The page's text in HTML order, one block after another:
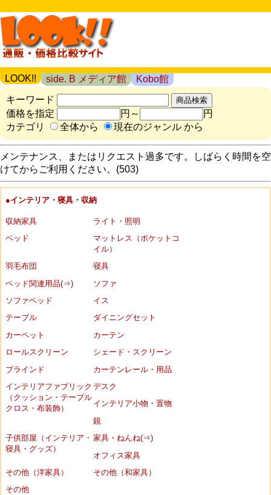
LOOK!! side. B メディア館
Kobo館
キーワード
価格を指定
円～
円
カテゴリ
全体から 現在のジャンル から
メンテナンス、またはリクエスト過多です。しばらく時間を空
けてからご利用ください。(503)
●インテリア・寝具・収納
収納家具
ライト・照明
ベッド
マットレス（ポケットコ
イル）
羽毛布団
寝具
ベッド関連用品(⇒)
ソファ
ソファベッド
イス
テーブル
ダイニングセット
カーペット
カーテン
ロールスクリーン
シェード・スクリーン
ブラインド
カーテンレール・用品
インテリアファブリック
（クッション・テーブル
クロス・布装飾）
デスク
インテリア小物・置物
鏡
子供部屋（インテリア・
寝具・グッズ）
家具・ねんね(⇒)
オフィス家具
その他（洋家具）
その他（和家具）
その他